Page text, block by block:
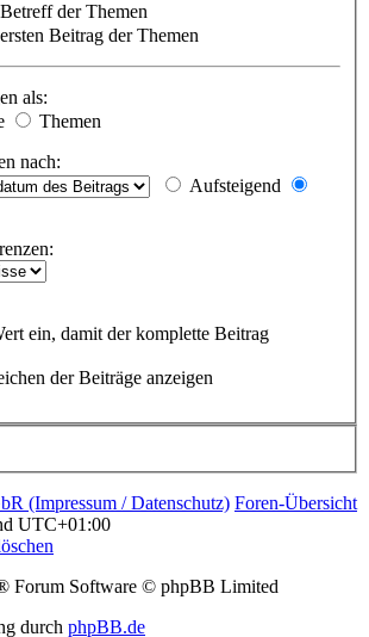
der Themen
Beitrag der Themen
als:
Themen
nach:
Aufsteigend
ein, damit der komplette Beitrag
der Beiträge anzeigen
(Impressum / Datenschutz) Foren-Übersicht
UTC+01:00
Forum Software © phpBB Limited
durch phpBB.de